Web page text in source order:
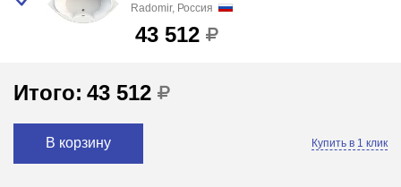
Radomir, Россия
43 512
Итого: 43 512
В корзину Купить в 1 клик